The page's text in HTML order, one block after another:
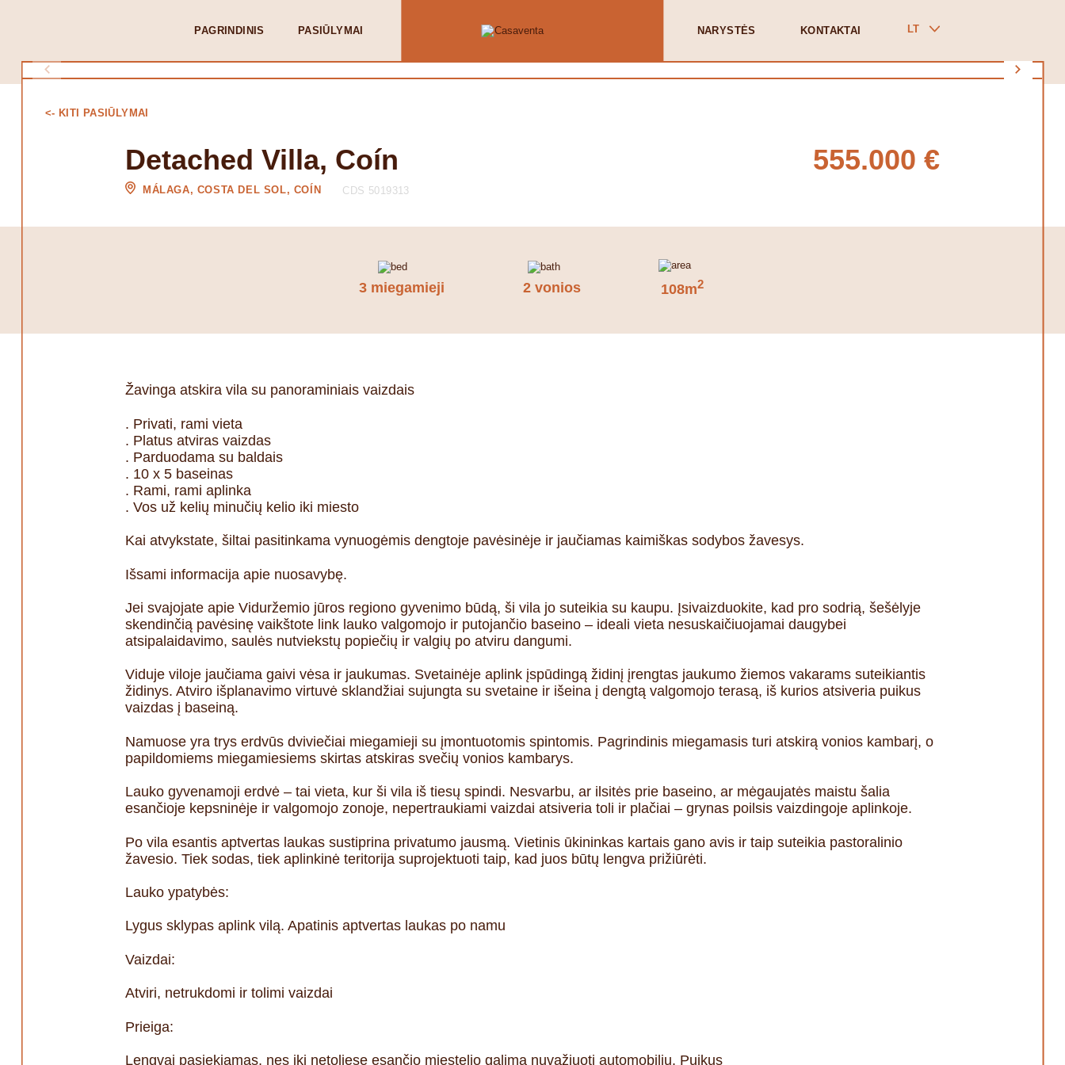
PAGRINDINIS PASIŪLYMAI NARYSTĖS KONTAKTAI LT
<- KITI PASIŪLYMAI
Detached Villa, Coín
MÁLAGA, COSTA DEL SOL, COÍN CDS 5019313
555.000 €
3 miegamieji 2 vonios 108m2
Žavinga atskira vila su panoraminiais vaizdais
. Privati, rami vieta
. Platus atviras vaizdas
. Parduodama su baldais
. 10 x 5 baseinas
. Rami, rami aplinka
. Vos už kelių minučių kelio iki miesto
Kai atvykstate, šiltai pasitinkama vynuogėmis dengtoje pavėsinėje ir jaučiamas kaimiškas sodybos žavesys.
Išsami informacija apie nuosavybę.
Jei svajojate apie Viduržemio jūros regiono gyvenimo būdą, ši vila jo suteikia su kaupu. Įsivaizduokite, kad pro sodrią, šešėlyje
skendinčią pavėsinę vaikštote link lauko valgomojo ir putojančio baseino – ideali vieta nesuskaičiuojamai daugybei
atsipalaidavimo, saulės nutviekstų popiečių ir valgių po atviru dangumi.
Viduje viloje jaučiama gaivi vėsa ir jaukumas. Svetainėje aplink įspūdingą židinį įrengtas jaukumo žiemos vakarams suteikiantis
židinys. Atviro išplanavimo virtuvė sklandžiai sujungta su svetaine ir išeina į dengtą valgomojo terasą, iš kurios atsiveria puikus
vaizdas į baseiną.
Namuose yra trys erdvūs dviviečiai miegamieji su įmontuotomis spintomis. Pagrindinis miegamasis turi atskirą vonios kambarį, o
papildomiems miegamiesiems skirtas atskiras svečių vonios kambarys.
Lauko gyvenamoji erdvė – tai vieta, kur ši vila iš tiesų spindi. Nesvarbu, ar ilsitės prie baseino, ar mėgaujatės maistu šalia
esančioje kepsninėje ir valgomojo zonoje, nepertraukiami vaizdai atsiveria toli ir plačiai – grynas poilsis vaizdingoje aplinkoje.
Po vila esantis aptvertas laukas sustiprina privatumo jausmą. Vietinis ūkininkas kartais gano avis ir taip suteikia pastoralinio
žavesio. Tiek sodas, tiek aplinkinė teritorija suprojektuoti taip, kad juos būtų lengva prižiūrėti.
Lauko ypatybės:
Lygus sklypas aplink vilą. Apatinis aptvertas laukas po namu
Vaizdai:
Atviri, netrukdomi ir tolimi vaizdai
Prieiga:
Lengvai pasiekiamas, nes iki netoliese esančio miestelio galima nuvažiuoti automobiliu. Puikus